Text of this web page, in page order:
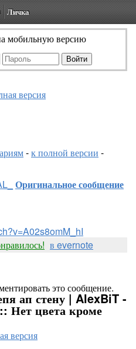
Личка
мобильную версию
версия
-к полной версии -
Оригинальное сообщение
в evernote
это сообщение.
ап стену | AlexBiT -
Нет цвета кроме
версия